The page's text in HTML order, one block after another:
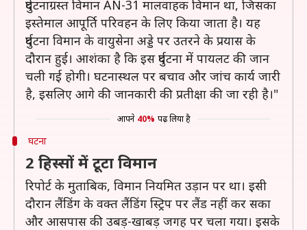
दुर्घटनाग्रस्त विमान AN-31 मालवाहक विमान था, जिसका
इस्तेमाल आपूर्ति परिवहन के लिए किया जाता है। यह
दुर्घटना विमान के वायुसेना अड्डे पर उतरने के प्रयास के
दौरान हुई। आशंका है कि इस दुर्घटना में पायलट की जान
चली गई होगी। घटनास्थल पर बचाव और जांच कार्य जारी
है, इसलिए आगे की जानकारी की प्रतीक्षा की जा रही है।"
आपने 40% पढ़ लिया है
घटना
2 हिस्सों में टूटा विमान
रिपोर्ट के मुताबिक, विमान नियमित उड़ान पर था। इसी
दौरान लैंडिंग के वक्त लैंडिंग स्ट्रिप पर लैंड नहीं कर सका
और आसपास की उबड़-खाबड़ जगह पर चला गया। इसके